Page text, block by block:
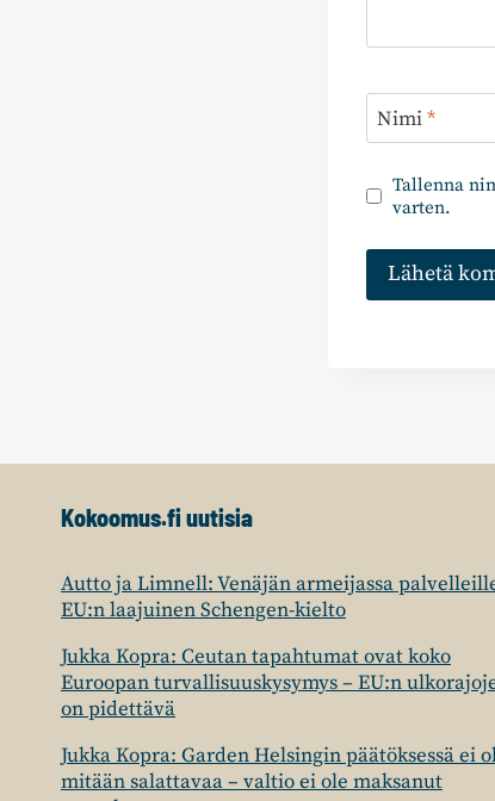
Nimi*
Tallenna
varten.
Kokoomus.fi uutisia
Autto ja Limnell: Venäjän armeijassa
EU:n laajuinen Schengen-kielto
Jukka Kopra: Ceutan tapahtumat ovat koko
Euroopan turvallisuuskysymys – EU:n
on pidettävä
Jukka Kopra: Garden Helsingin päätöksessä ei
mitään salattavaa – valtio ei ole maksanut